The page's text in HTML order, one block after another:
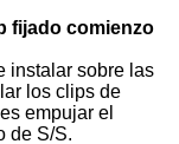
fijado comienzo
instalar sobre las
los clips de
empujar el
de S/S.